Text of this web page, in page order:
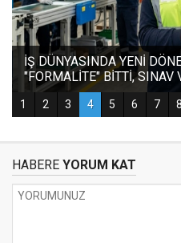
HABERE YORUM KAT